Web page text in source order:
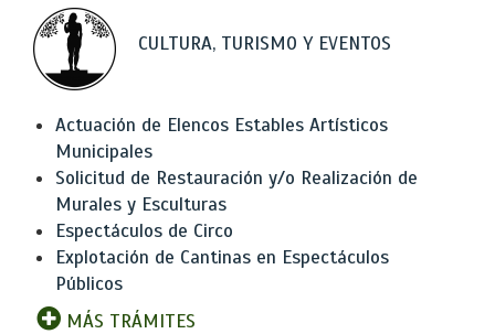
CULTURA, TURISMO Y EVENTOS
Actuación de Elencos Estables Artísticos
Municipales
Solicitud de Restauración y/o Realización de
Murales y Esculturas
Espectáculos de Circo
Explotación de Cantinas en Espectáculos
Públicos
MÁS TRÁMITES